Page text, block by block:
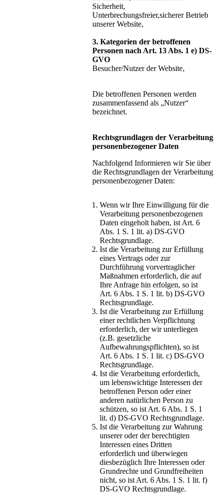
Sicherheit,
Unterbrechungsfreier,sicherer Betrieb
unserer Website,
3. Kategorien der betroffenen
Personen nach Art. 13 Abs. 1 e) DS-
GVO
Besucher/Nutzer der Website,
Die betroffenen Personen werden
zusammenfassend als „Nutzer“
bezeichnet.
Rechtsgrundlagen der Verarbeitung
personenbezogener Daten
Nachfolgend Informieren wir Sie über
die Rechtsgrundlagen der Verarbeitung
personenbezogener Daten:
Wenn wir Ihre Einwilligung für die
Verarbeitung personenbezogenen
Daten eingeholt haben, ist Art. 6
Abs. 1 S. 1 lit. a) DS-GVO
Rechtsgrundlage.
Ist die Verarbeitung zur Erfüllung
eines Vertrags oder zur
Durchführung vorvertraglicher
Maßnahmen erforderlich, die auf
Ihre Anfrage hin erfolgen, so ist
Art. 6 Abs. 1 S. 1 lit. b) DS-GVO
Rechtsgrundlage.
Ist die Verarbeitung zur Erfüllung
einer rechtlichen Verpflichtung
erforderlich, der wir unterliegen
(z.B. gesetzliche
Aufbewahrungspflichten), so ist
Art. 6 Abs. 1 S. 1 lit. c) DS-GVO
Rechtsgrundlage.
Ist die Verarbeitung erforderlich,
um lebenswichtige Interessen der
betroffenen Person oder einer
anderen natürlichen Person zu
schützen, so ist Art. 6 Abs. 1 S. 1
lit. d) DS-GVO Rechtsgrundlage.
Ist die Verarbeitung zur Wahrung
unserer oder der berechtigten
Interessen eines Dritten
erforderlich und überwiegen
diesbezüglich Ihre Interessen oder
Grundrechte und Grundfreiheiten
nicht, so ist Art. 6 Abs. 1 S. 1 lit. f)
DS-GVO Rechtsgrundlage.